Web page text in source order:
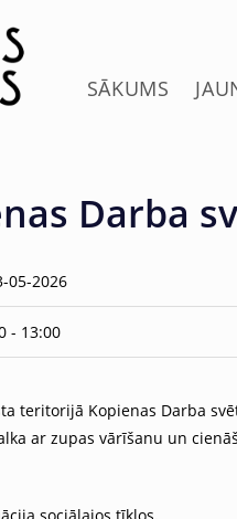
SĀKUMS
Darba
05-2026
- 13:00
teritorijā Kopienas Darba
ar zupas vārīšanu un